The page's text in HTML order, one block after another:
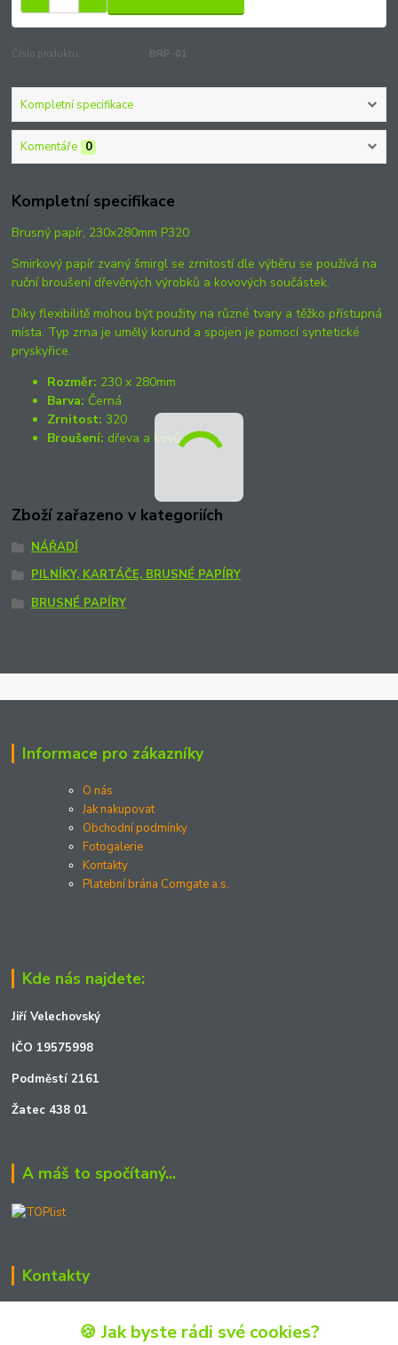
Číslo produktu: BRP-01
Kompletní specifikace
Komentáře 0
Kompletní specifikace
Brusný papír, 230x280mm P320
Smirkový papír zvaný šmirgl se zrnitostí dle výběru se používá na
ruční broušení dřevěných výrobků a kovových součástek.
Díky flexibilitě mohou být použity na různé tvary a těžko přístupná
místa. Typ zrna je umělý korund a spojen je pomocí syntetické
pryskyřice.
Rozměr: 230 x 280mm
Barva: Černá
Zrnitost: 320
Broušení: dřeva a kovů.
Zboží zařazeno v kategoriích
NÁŘADÍ
PILNÍKY, KARTÁČE, BRUSNÉ PAPÍRY
BRUSNÉ PAPÍRY
Informace pro zákazníky
O nás
Jak nakupovat
Obchodní podmínky
Fotogalerie
Kontakty
Platební brána Comgate a.s.
Kde nás najdete:
Jiří Velechovský
IČO 19575998
Podměstí 2161
Žatec 438 01
A máš to spočítaný...
Kontakty
+420 722 723 990
🍪 Jak byste rádi své cookies?